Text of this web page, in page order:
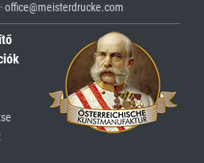
office@meisterdrucke.com